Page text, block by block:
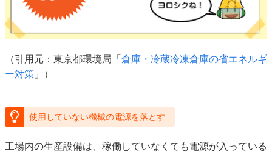
（引用元：東京都環境局「 倉庫・冷蔵冷凍倉庫の省エネルギ
ー対策 」）
使用していない機械の電源を落とす
工場内の生産設備は、稼働していなくても電源が入っている